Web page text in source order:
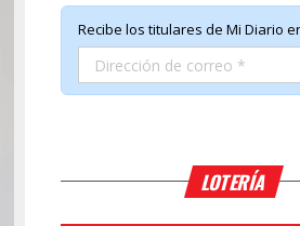
LOTERÍA